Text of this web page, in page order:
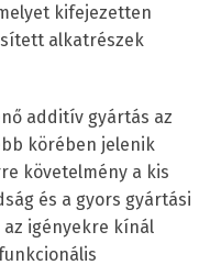
kifejezetten
alkatrészek
additív gyártás az
körében jelenik
követelmény a kis
és a gyors gyártási
az igényekre kínál